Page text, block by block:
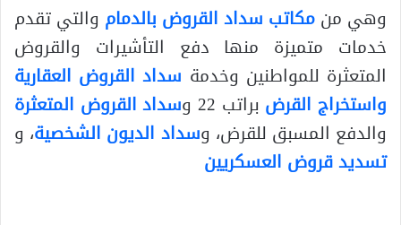
وهي منمكاتب سداد القروض بالدمام والتي تقدم
خدمات متميزة منها دفع التأشيرات والقروض
المتعثرة للمواطنين وخدمة سداد القروض العقارية
واستخراج القرض براتب 22 و
سداد القروض المتعثرة
والدفع المسبق للقرض، وسداد الديون الشخصية، و
تسديد قروض العسكريين